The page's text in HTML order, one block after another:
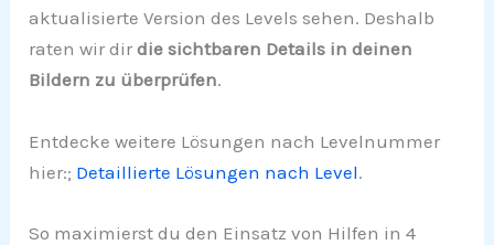
aktualisierte Version des Levels sehen. Deshalb
raten wir dirdie sichtbaren Details in deinen
Bildern zu überprüfen.
Entdecke weitere Lösungen nach Levelnummer
hier:; Detaillierte Lösungen nach Level.
So maximierst du den Einsatz von Hilfen in 4